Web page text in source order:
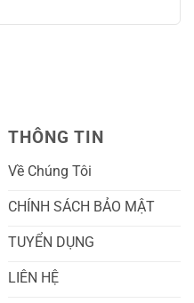
THÔNG TIN
Về Chúng Tôi
CHÍNH SÁCH BẢO MẬT
TUYỂN DỤNG
LIÊN HỆ